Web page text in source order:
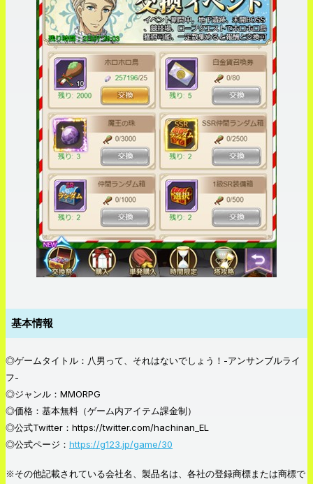
基本情報
◎ゲームタイトル：八男って、それはないでしょう！-アンサンブルライ
フ-
◎ジャンル：MMORPG
◎価格：基本無料（ゲーム内アイテム課金制）
◎公式Twitter：https://twitter.com/hachinan_EL
◎公式ページ： https://g123.jp/game/30
※その他記載されている会社名、製品名は、各社の登録商標または商標で